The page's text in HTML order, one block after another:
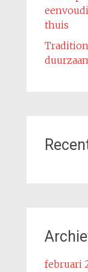
thuis
februari